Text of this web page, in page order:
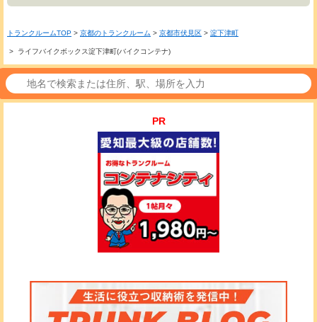
トランクルームTOP > 京都のトランクルーム > 京都市伏見区 > 淀下津町
> ライフバイクボックス淀下津町(バイクコンテナ)
PR